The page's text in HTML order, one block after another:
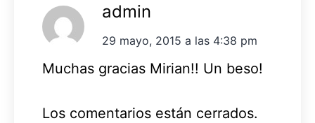
admin
29 mayo, 2015 a las 4:38 pm
Muchas gracias Mirian!! Un beso!
Los comentarios están cerrados.